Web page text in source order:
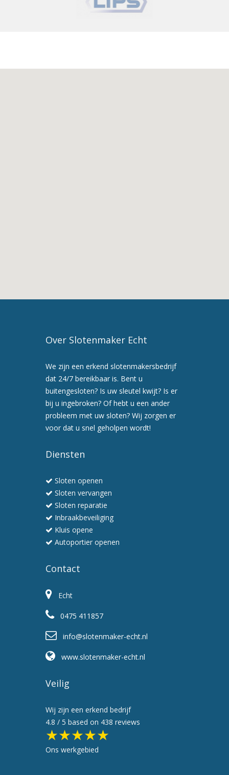
Over Slotenmaker Echt
We zijn een erkend slotenmakersbedrijf
dat 24/7 bereikbaar is. Bent u
buitengesloten? Is uw sleutel kwijt? Is er
bij u ingebroken? Of hebt u een ander
probleem met uw sloten? Wij zorgen er
voor dat u snel geholpen wordt!
Diensten
Sloten openen
Sloten vervangen
Sloten reparatie
Inbraakbeveiliging
Kluis opene
Autoportier openen
Contact
Echt
0475 411857
info@slotenmaker-echt.nl
www.slotenmaker-echt.nl
Veilig
Wij zijn een erkend bedrijf
4.8 / 5 based on 438 reviews
★★★★★
Ons werkgebied